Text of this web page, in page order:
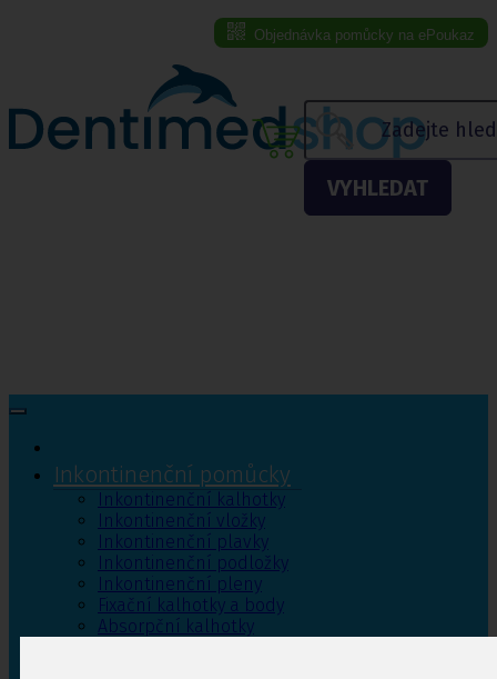
Objednávka pomůcky na ePoukaz
VYHLEDAT
Inkontinenční pomůcky
Inkontinenční kalhotky
Inkontinenční vložky
Inkontinenční plavky
Inkontinenční podložky
Inkontinenční pleny
Fixační kalhotky a body
Absorpční kalhotky